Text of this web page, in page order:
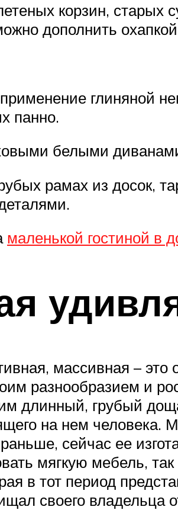
корзин, старых
дополнить
глиняной
панно.
белыми
рамах из досок,
маленькой гостиной в
массивная – это
разнообразием и
длинный, грубый
на нем человека.
сейчас ее
мягкую мебель, так
в тот период
своего владельца